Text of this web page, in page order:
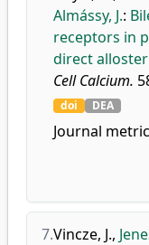
Almássy, J.:
receptors in
direct
Cell Calcium.
doi DEA
Journal
7.Vincze, J.,